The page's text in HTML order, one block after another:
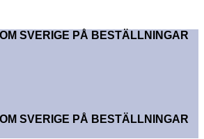
SVERIGE PÅ BESTÄLLNINGAR
SVERIGE PÅ BESTÄLLNINGAR